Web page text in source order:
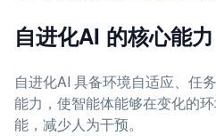
自进化AI 的核心能力
自进化AI 具备环境自适应、任
能力，使智能体能够在变化的
能，减少人为干预。